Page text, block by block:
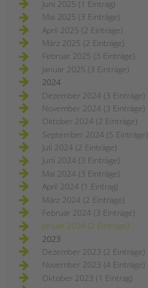
Juni 2025 (1 Eintrag)
Mai 2025 (3 Einträge)
April 2025 (2 Einträge)
März 2025 (2 Einträge)
Februar 2025 (3 Einträge)
Januar 2025 (3 Einträge)
2024
Dezember 2024 (3 Einträge)
November 2024 (3 Einträge)
Oktober 2024 (2 Einträge)
September 2024 (5 Einträge)
Juli 2024 (2 Einträge)
Juni 2024 (3 Einträge)
Mai 2024 (3 Einträge)
April 2024 (1 Eintrag)
März 2024 (2 Einträge)
Februar 2024 (3 Einträge)
Januar 2024 (2 Einträge)
2023
Dezember 2023 (2 Einträge)
November 2023 (4 Einträge)
Oktober 2023 (1 Eintrag)